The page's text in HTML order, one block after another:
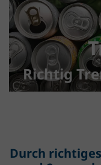
Richtig
Durch